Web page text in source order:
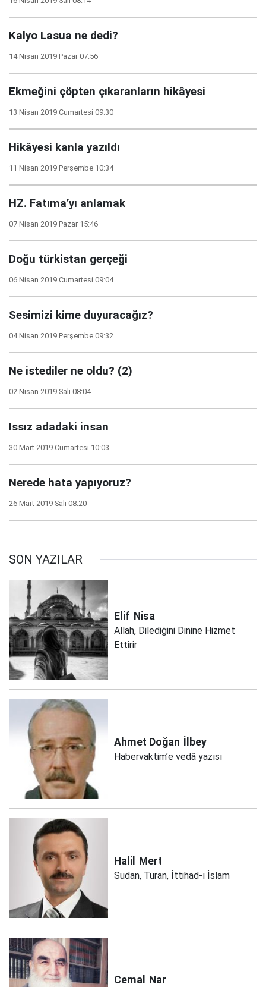
Kalyo Lasua ne dedi?
14 Nisan 2019 Pazar 07:56
Ekmeğini çöpten çıkaranların hikâyesi
13 Nisan 2019 Cumartesi 09:30
Hikâyesi kanla yazıldı
11 Nisan 2019 Perşembe 10:34
HZ. Fatıma’yı anlamak
07 Nisan 2019 Pazar 15:46
Doğu türkistan gerçeği
06 Nisan 2019 Cumartesi 09:04
Sesimizi kime duyuracağız?
04 Nisan 2019 Perşembe 09:32
Ne istediler ne oldu? (2)
02 Nisan 2019 Salı 08:04
Issız adadaki insan
30 Mart 2019 Cumartesi 10:03
Nerede hata yapıyoruz?
26 Mart 2019 Salı 08:20
SON YAZILAR
Elif Nisa
Allah, Dilediğini Dinine Hizmet
Ettirir
Ahmet Doğan İlbey
Habervaktim’e vedâ yazısı
Halil Mert
Sudan, Turan, İttihad-ı İslam
Cemal Nar